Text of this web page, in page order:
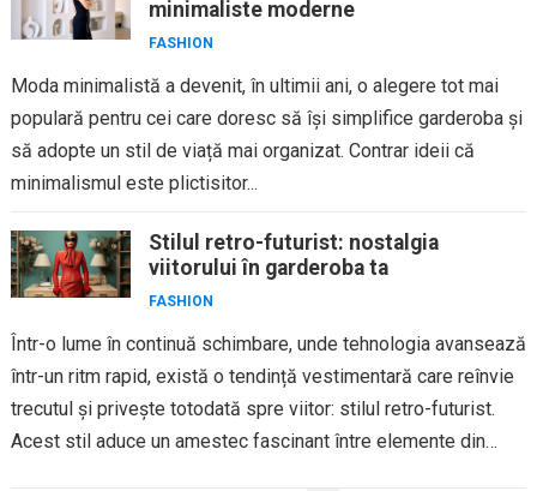
minimaliste moderne
FASHION
Moda minimalistă a devenit, în ultimii ani, o alegere tot mai
populară pentru cei care doresc să își simplifice garderoba și
să adopte un stil de viață mai organizat. Contrar ideii că
minimalismul este plictisitor...
Stilul retro-futurist: nostalgia
viitorului în garderoba ta
FASHION
Într-o lume în continuă schimbare, unde tehnologia avansează
într-un ritm rapid, există o tendință vestimentară care reînvie
trecutul și privește totodată spre viitor: stilul retro-futurist.
Acest stil aduce un amestec fascinant între elemente din